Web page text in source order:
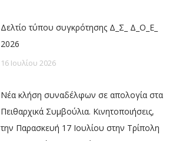
Δελτίο τύπου συγκρότησης Δ_Σ_ Δ_Ο_Ε_
2026
16 Ιουλίου 2026
Νέα κλήση συναδέλφων σε απολογία στα
Πειθαρχικά Συμβούλια. Κινητοποιήσεις,
την Παρασκευή 17 Ιουλίου στην Τρίπολη